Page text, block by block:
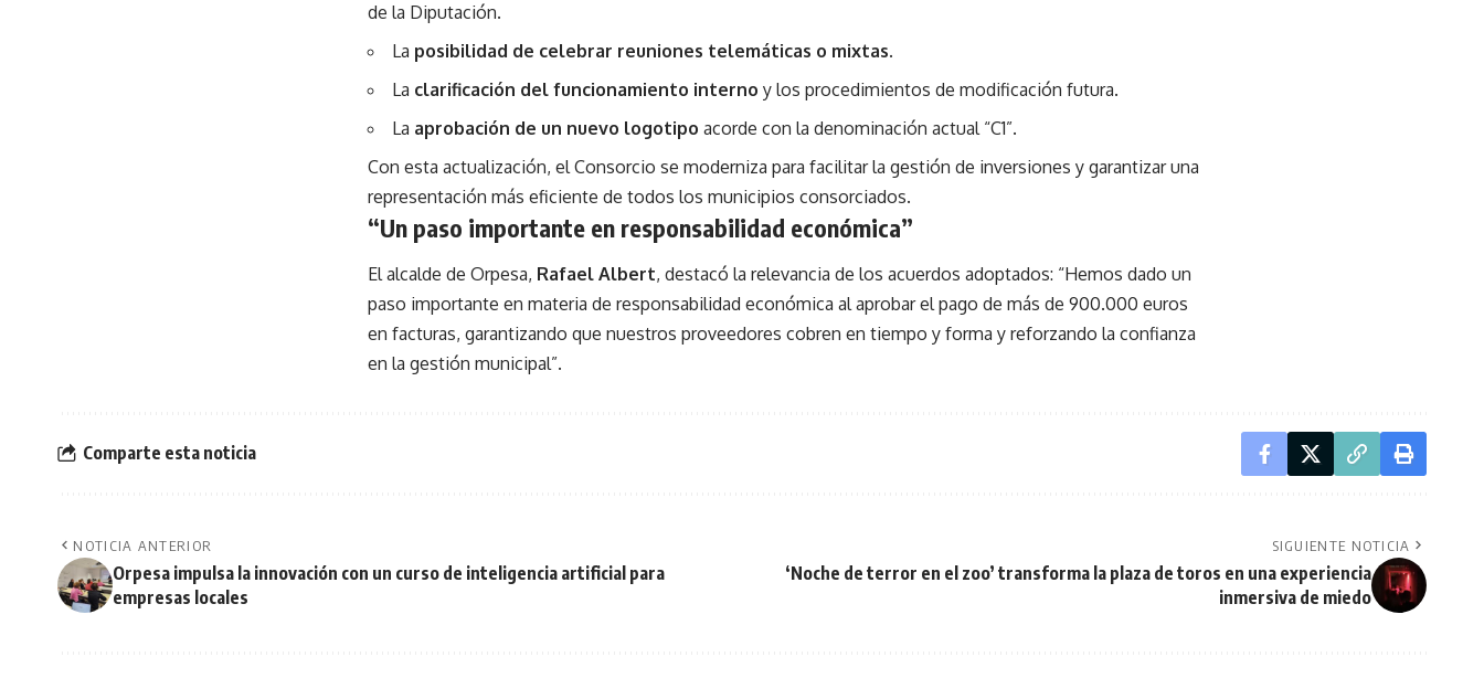
de la Diputación.
La posibilidad de celebrar reuniones telemáticas o mixtas.
La clarificación del funcionamiento interno y los procedimientos de modificación futura.
La aprobación de un nuevo logotipo acorde con la denominación actual “C1”.
Con esta actualización, el Consorcio se moderniza para facilitar la gestión de inversiones y garantizar una
representación más eficiente de todos los municipios consorciados.
“Un paso importante en responsabilidad económica”
El alcalde de Orpesa, Rafael Albert, destacó la relevancia de los acuerdos adoptados: “Hemos dado un
paso importante en materia de responsabilidad económica al aprobar el pago de más de 900.000 euros
en facturas, garantizando que nuestros proveedores cobren en tiempo y forma y reforzando la confianza
en la gestión municipal”.
Comparte esta noticia
NOTICIA ANTERIOR
Orpesa impulsa la innovación con un curso de inteligencia artificial para
empresas locales
SIGUIENTE NOTICIA
‘Noche de terror en el zoo’ transforma la plaza de toros en una experiencia
inmersiva de miedo